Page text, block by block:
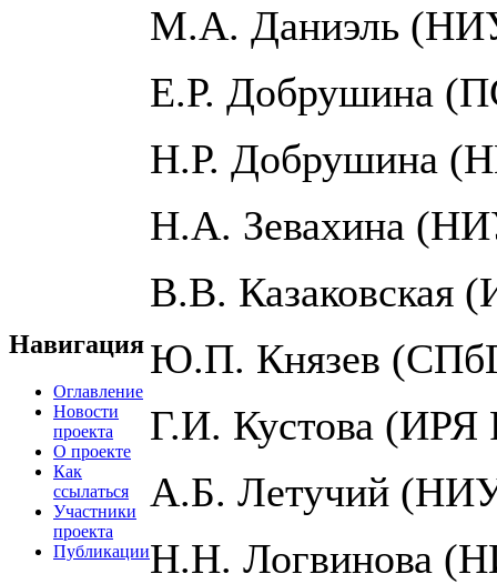
Навигация
Оглавление
Новости
проекта
О проекте
Как
ссылаться
Участники
проекта
Публикации
М.А. Даниэль
Е.Р. Добрушина
Н.Р. Добрушина
Н.А. Зевахина
В.В. Казаковская
Ю.П. Князев
Г.И. Кустова
А.Б. Летучий
Н.Н. Логвинова